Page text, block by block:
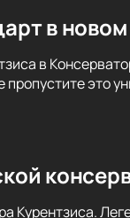
в новом
в
это
Курентзиса.